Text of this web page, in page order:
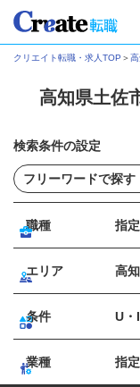
クリエイト転職・求人TOP ＞
高知県土佐
検索条件の設定
職種 指
エリア 高
条件 U・
業種 指